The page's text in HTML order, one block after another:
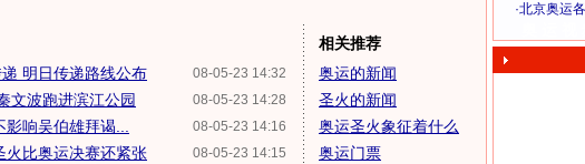
08-05-23 14:32
明日传递路线公布
08-05-23 14:28
文波跑进滨江公园
08-05-23 14:16
响吴伯雄拜谒...
08-05-23 14:15
火比奥运决赛还紧张
相关推荐
奥运的新闻
圣火的新闻
奥运圣火象征着什么
奥运门票
·北京奥运